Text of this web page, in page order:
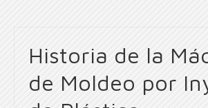
Historia de la
de Moldeo por